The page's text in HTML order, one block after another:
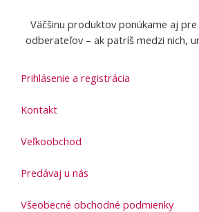
Väčšinu produktov ponúkame aj
odberateľov – ak patríš medzi nich,
Prihlásenie a registrácia
Kontakt
Veľkoobchod
Predávaj u nás
Všeobecné obchodné podmienky